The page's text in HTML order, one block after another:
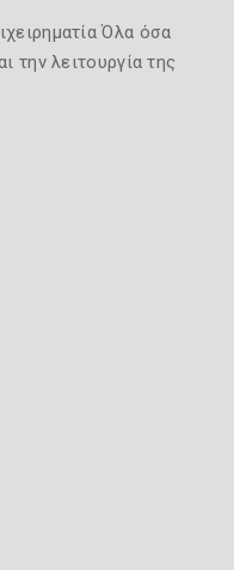
Όλα όσα
την λειτουργία της